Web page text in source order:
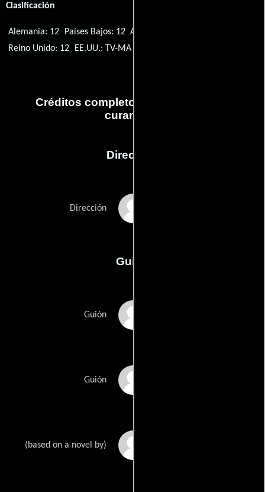
Clasificación
Alemania: 12 Países Bajos: 12 Argentina: 13
Reino Unido: 12
EE.UU.: TV-MA
Créditos completos de la película El
curandero
Dirección
Dirección
Guión
Guión
Guión
(based on a novel by)